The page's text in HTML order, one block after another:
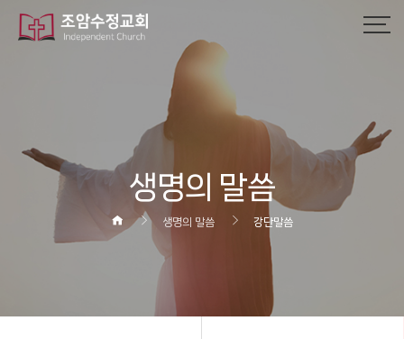
생명의 말씀
생명의 말씀 강단말씀